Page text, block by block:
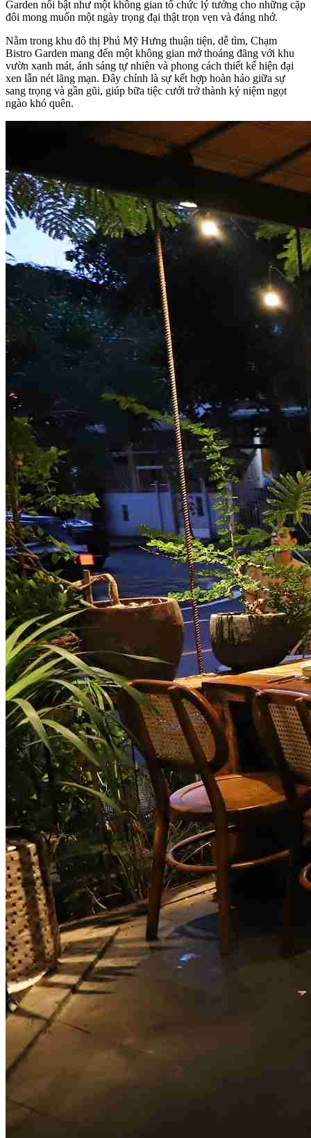
Garden nổi bật như một không gian tổ chức lý tưởng cho những cặp
đôi mong muốn một ngày trọng đại thật trọn vẹn và đáng nhớ.
Nằm trong khu đô thị Phú Mỹ Hưng thuận tiện, dễ tìm, Chạm
Bistro Garden mang đến một không gian mở thoáng đãng với khu
vườn xanh mát, ánh sáng tự nhiên và phong cách thiết kế hiện đại
xen lẫn nét lãng mạn. Đây chính là sự kết hợp hoàn hảo giữa sự
sang trọng và gần gũi, giúp bữa tiệc cưới trở thành kỷ niệm ngọt
ngào khó quên.